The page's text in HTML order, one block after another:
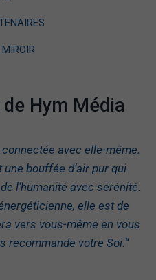
MIROIR
Hym Média
avec elle-même.
bouffée d’air pur qui
l’humanité avec sérénité.
elle est de
vers vous-même en vous
recommande votre Soi.“